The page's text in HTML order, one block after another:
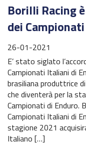
Borilli Racing
dei
26-01-2021
E’ stato siglato
Campionati Italiani di
brasiliana produttrice
che diventerà per la
Campionati di Enduro.
Campionati Italiani di
stagione 2021
Italiano […]